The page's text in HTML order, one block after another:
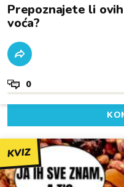
Prepoznajete li
voća?
0
KVIZ